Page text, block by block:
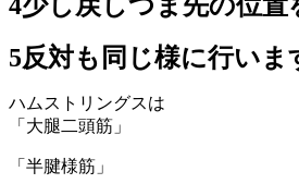
4少し戻しつま先の位置
5反対も同じ様に行いま
ハムストリングスは
「大腿二頭筋」
「半腱様筋」